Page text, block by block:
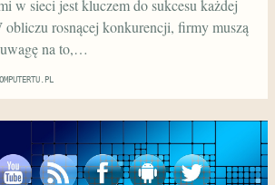
w sieci jest kluczem do sukcesu każdej
obliczu rosnącej konkurencji, firmy muszą
na to,…